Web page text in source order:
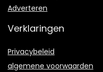
Adverteren
Verklaringen
Privacybeleid
algemene voorwaarden